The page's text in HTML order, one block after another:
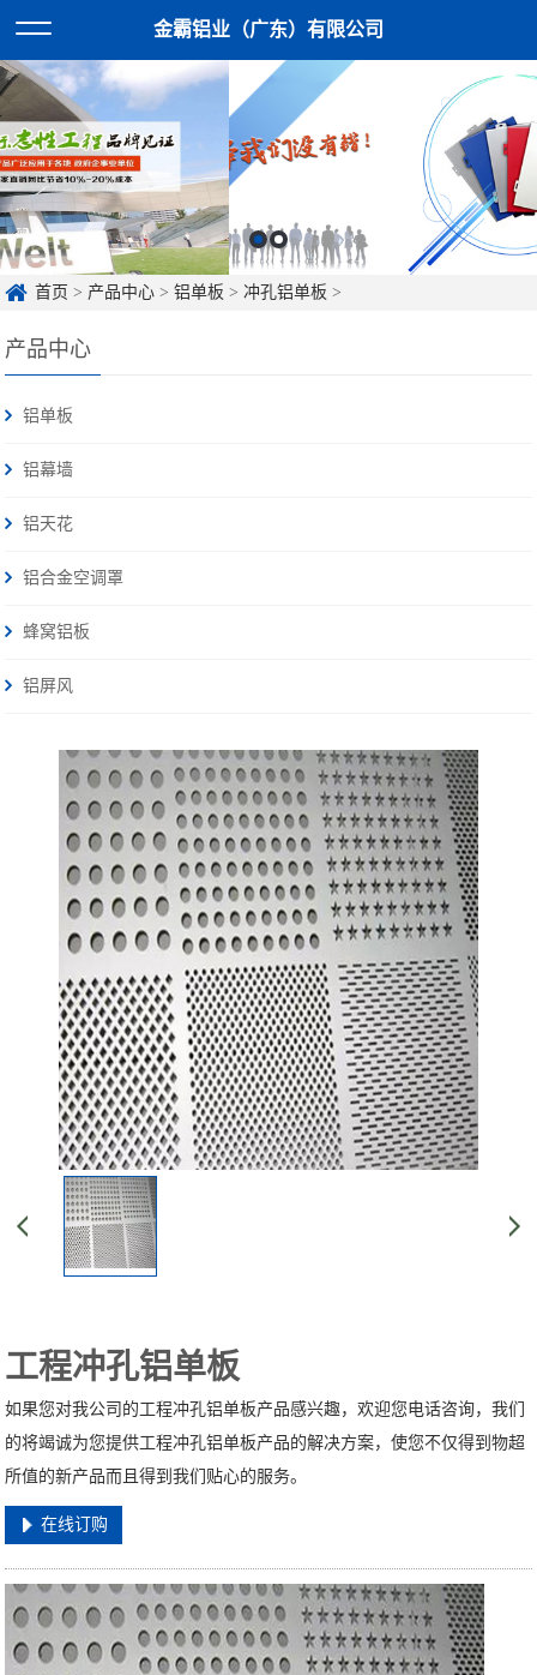
金霸铝业（广东）有限公司
首页 > 产品中心 >铝单板 >冲孔铝单板 >
产品中心
铝单板
铝幕墙
铝天花
铝合金空调罩
蜂窝铝板
铝屏风
工程冲孔铝单板
如果您对我公司的工程冲孔铝单板产品感兴趣，欢迎您电话咨询，我们
的将竭诚为您提供工程冲孔铝单板产品的解决方案，使您不仅得到物超
所值的新产品而且得到我们贴心的服务。
在线订购